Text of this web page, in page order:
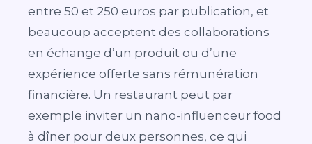
entre 50 et 250 euros par publication, et
beaucoup acceptent des collaborations
en échange d’un produit ou d’une
expérience offerte sans rémunération
financière. Un restaurant peut par
exemple inviter un nano-influenceur food
à dîner pour deux personnes, ce qui